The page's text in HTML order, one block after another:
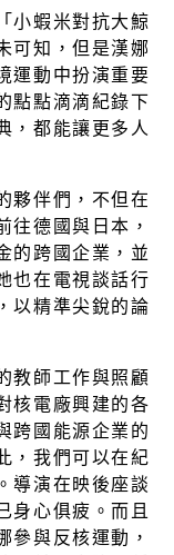
小蝦米對抗大鯨
可知，但是漢娜
運動中扮演重要
點點滴滴紀錄下
，都能讓更多人
夥伴們，不但在
往德國與日本，
的跨國企業，並
也在電視談話行
以精準尖銳的論
教師工作與照顧
核電廠興建的各
跨國能源企業的
，我們可以在紀
導演在映後座談
身心俱疲。而且
參與反核運動，